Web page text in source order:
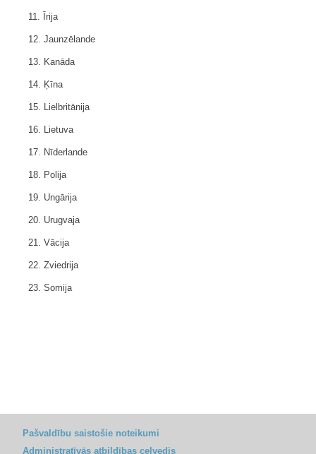
11. Īrija
12. Jaunzēlande
13. Kanāda
14. Ķīna
15. Lielbritānija
16. Lietuva
17. Nīderlande
18. Polija
19. Ungārija
20. Urugvaja
21. Vācija
22. Zviedrija
23. Somija
Pašvaldību saistošie noteikumi
Administratīvās atbildības ceļvedis